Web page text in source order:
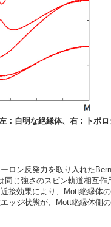
自明な絶縁体、右：トポロ
ロン反発力を取り入れた
じ強さのスピン軌道相互作
接効果により、Mott絶縁体
ッジ状態が、Mott絶縁体側